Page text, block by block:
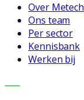
Over Metech
Ons team
Per sector
Kennisbank
Werken bij
CONTACT